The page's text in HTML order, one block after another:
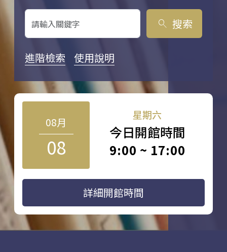
search 搜索
進階檢索 使用說明
08月
08
星期六
今日開館時間
9:00 ~ 17:00
詳細開館時間